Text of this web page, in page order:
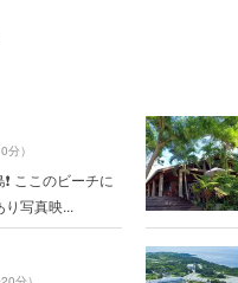
分）
ここのビーチに
写真映...